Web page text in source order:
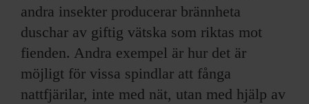
andra insekter producerar brännheta
duschar av giftig vätska som riktas mot
fienden. Andra exempel är hur det är
möjligt för vissa spindlar att fånga
nattfjärilar, inte med nät, utan med hjälp av